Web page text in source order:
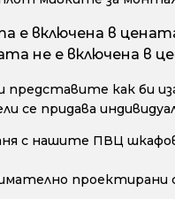
е включена в
не е включена в
как би
се придава
с нашите ПВЦ